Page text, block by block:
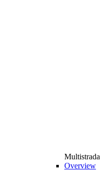
Multistrada
Overview